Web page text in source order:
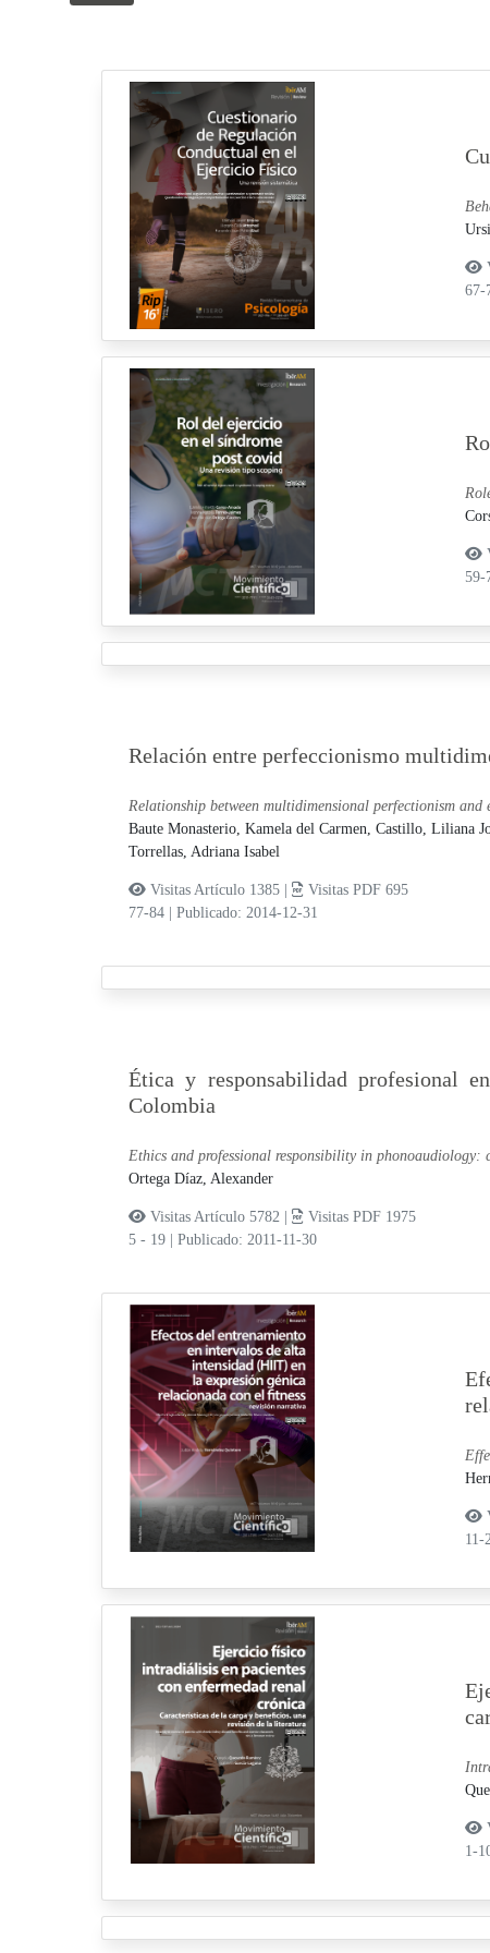
67-
59-
Relación entre perfeccionismo
Relationship between multidimensional perfectionism and
Baute Monasterio, Kamela del Carmen, Castillo, Liliana
Torrellas, Adriana Isabel
Visitas Artículo 1385 |
Visitas PDF 695
77-84
Publicado: 2014-12-31
Ética y responsabilidad profesional
Colombia
Ethics and professional responsibility in
Ortega Díaz, Alexander
Visitas Artículo 5782 |
Visitas PDF 1975
5 - 19
Publicado: 2011-11-30
11-
1-